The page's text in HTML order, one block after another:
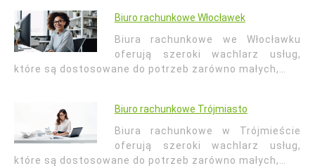
Biuro rachunkowe Włocławek
Biura rachunkowe we Włocławku
oferują szeroki wachlarz usług,
które są dostosowane do potrzeb zarówno małych,…
Biuro rachunkowe Trójmiasto
Biura rachunkowe w Trójmieście
oferują szeroki wachlarz usług,
które są dostosowane do potrzeb zarówno małych,…